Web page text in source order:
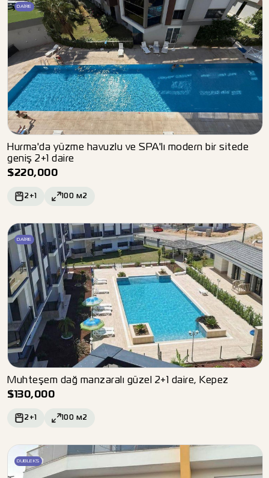
DAIRE
Hurma'da yüzme havuzlu ve SPA'lı modern bir sitede
geniş 2+1 daire
$220,000
2+1 100 м2
DAIRE
Muhteşem dağ manzaralı güzel 2+1 daire, Kepez
$ 130,000
2+1 100 м2
DUBLEKS